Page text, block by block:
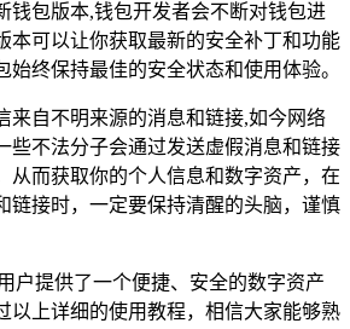
钱包版本,钱包开发者会不断对钱包进
本可以让你获取最新的安全补丁和功能
始终保持最佳的安全状态和使用体验。
来自不明来源的消息和链接,如今网络
些不法分子会通过发送虚假消息和链接
从而获取你的个人信息和数字资产，在
链接时，一定要保持清醒的头脑，谨慎
户提供了一个便捷、安全的数字资产
以上详细的使用教程，相信大家能够熟